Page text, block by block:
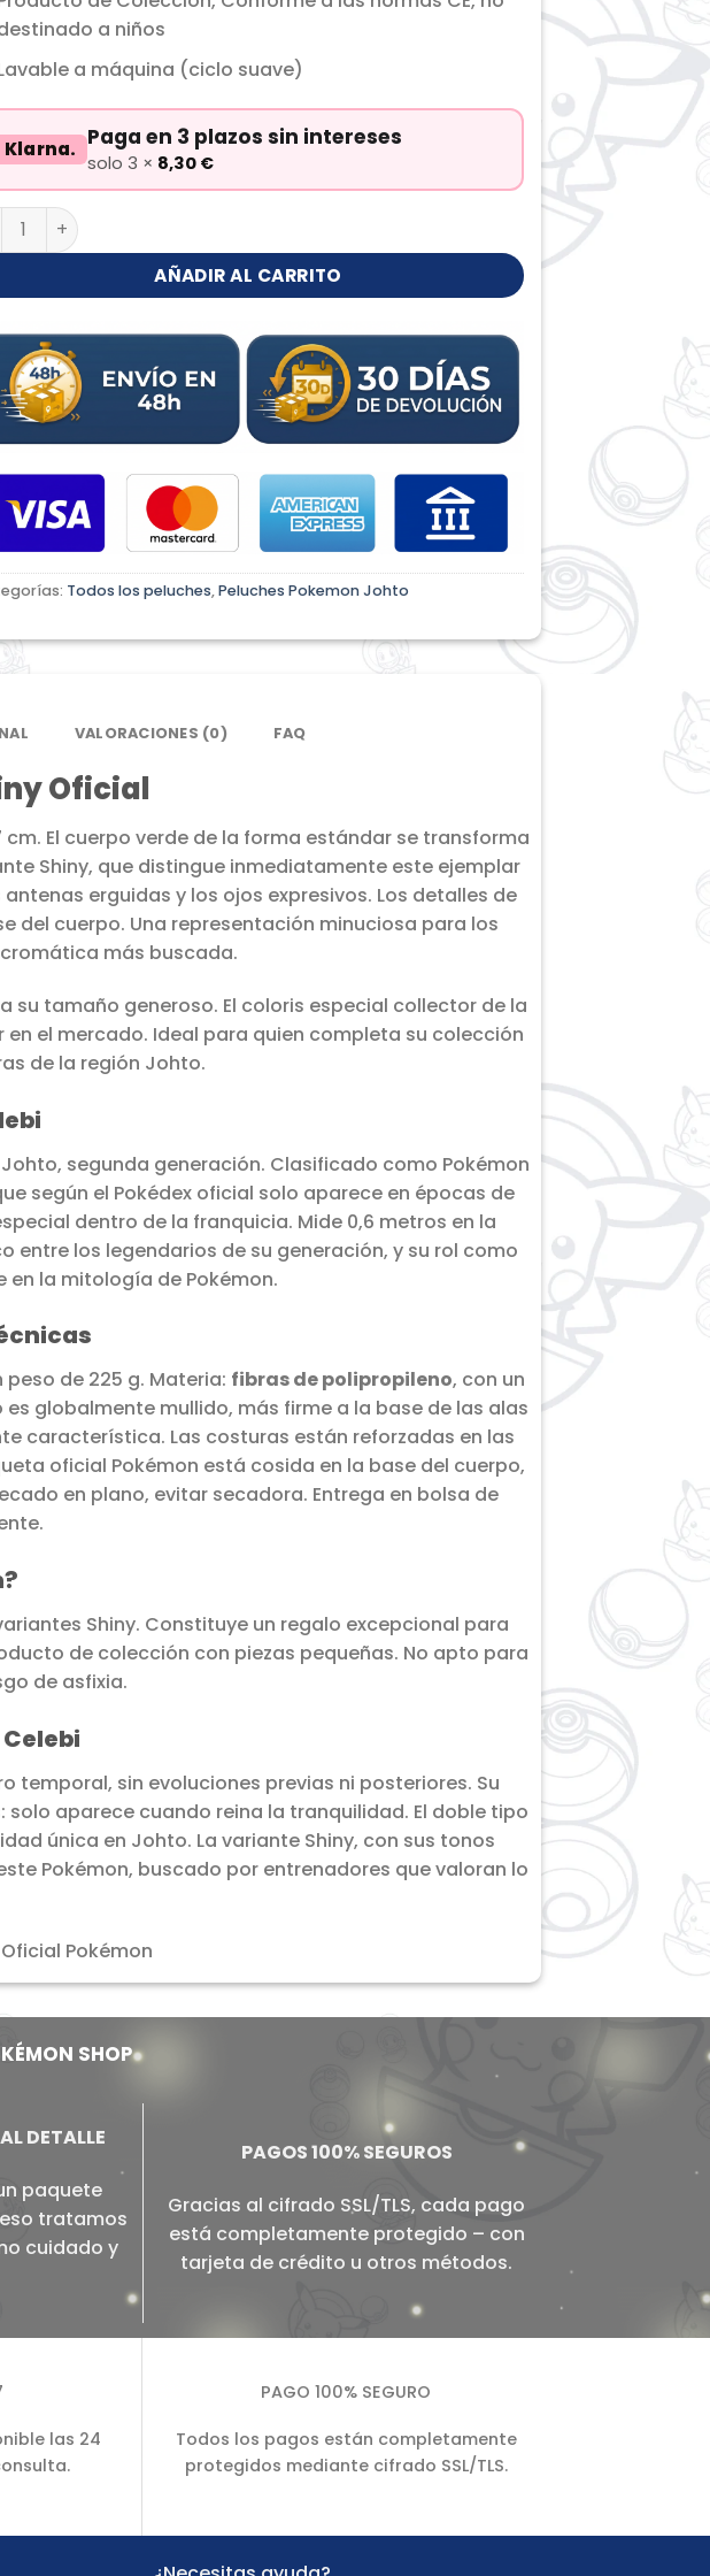
a niños
a máquina (ciclo suave)
Klarna. Paga en 3 plazos sin intereses
solo 3 × 8,30 €
Shiny Peluche cantidad
AÑADIR AL CARRITO
Todos los peluches,Peluches Pokemon Johto
VALORACIONES (0) FAQ
Oficial
El cuerpo verde de la forma estándar se transforma
Shiny, que distingue inmediatamente este ejemplar
erguidas y los ojos expresivos. Los detalles de
del cuerpo. Una representación minuciosa para los
más buscada.
tamaño generoso. El coloris especial collector de la
el mercado. Ideal para quien completa su colección
de la región Johto.
segunda generación. Clasificado como Pokémon
según el Pokédex oficial solo aparece en épocas de
dentro de la franquicia. Mide 0,6 metros en la
entre los legendarios de su generación, y su rol como
la mitología de Pokémon.
de 225 g. Materia: fibras de polipropileno, con un
globalmente mullido, más firme a la base de las alas
característica. Las costuras están reforzadas en las
oficial Pokémon está cosida en la base del cuerpo,
en plano, evitar secadora. Entrega en bolsa de
Shiny. Constituye un regalo excepcional para
de colección con piezas pequeñas. No apto para
de asfixia.
temporal, sin evoluciones previas ni posteriores. Su
aparece cuando reina la tranquilidad. El doble tipo
única en Johto. La variante Shiny, con sus tonos
Pokémon, buscado por entrenadores que valoran lo
Pokémon
SHOP
DETALLE
paquete
tratamos
cuidado y
PAGOS 100% SEGUROS
Gracias al cifrado SSL/TLS, cada pago
está completamente protegido – con
tarjeta de crédito u otros métodos.
las 24
PAGO 100% SEGURO
Todos los pagos están completamente
protegidos mediante cifrado SSL/TLS.